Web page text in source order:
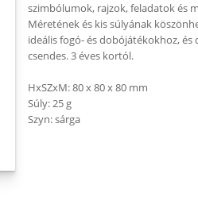
szimbólumok, rajzok, feladatok és
Méretének és kis súlyának
ideális fogó- és dobójátékokhoz, és
csendes. 3 éves kortól.
HxSZxM: 80 x 80 x 80 mm
Súly: 25 g
Szyn: sárga